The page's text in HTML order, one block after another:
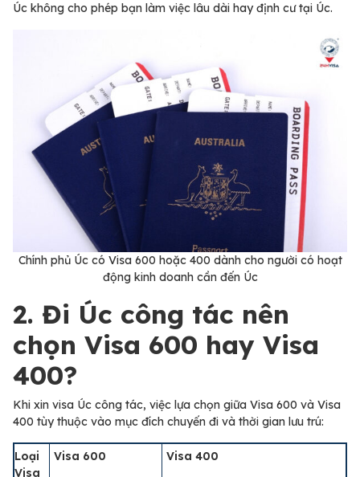
Úc không cho phép bạn làm việc lâu dài hay định cư tại Úc.
Chính phủ Úc có Visa 600 hoặc 400 dành cho người có hoạt
động kinh doanh cần đến Úc
2. Đi Úc công tác nên
chọn Visa 600 hay Visa
400?
Khi xin visa Úc công tác, việc lựa chọn giữa Visa 600 và Visa
400 tùy thuộc vào mục đích chuyến đi và thời gian lưu trú:
Loại
Visa
Visa 600 Visa 400